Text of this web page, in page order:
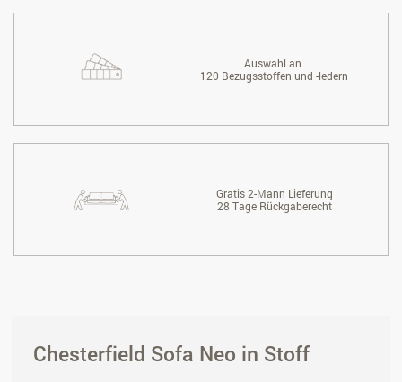
Auswahl an
120 Bezugsstoffen und -ledern
Gratis 2-Mann Lieferung
28 Tage Rückgaberecht
Chesterfield Sofa Neo in Stoff